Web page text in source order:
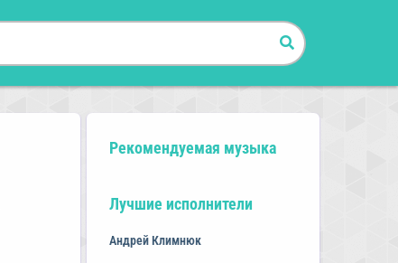
Рекомендуемая музыка
Лучшие исполнители
Андрей Климнюк